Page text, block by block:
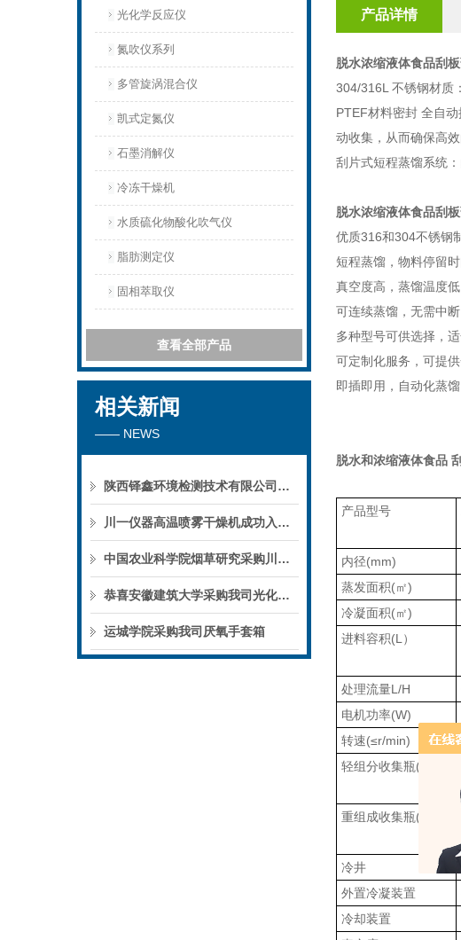
光化学反应仪
氮吹仪系列
多管旋涡混合仪
凯式定氮仪
石墨消解仪
冷冻干燥机
水质硫化物酸化吹气仪
脂肪测定仪
固相萃取仪
查看全部产品
相关新闻
—— NEWS
陕西铎鑫环境检测技术有限公司采购我司全自动液液萃取仪
川一仪器高温喷雾干燥机成功入驻鄱阳职业学院，助力职业教育实训平台升级
中国农业科学院烟草研究采购川一仪器喷雾干燥机
恭喜安徽建筑大学采购我司光化学反应仪
运城学院采购我司厌氧手套箱
产品详情
脱水浓缩液体食品刮
304/316L 不锈钢材质
PTEF材料密封 全自
动收集，从而确保高效
刮片式短程蒸馏系统
脱水浓缩液体食品刮
优质316和304不锈钢
短程蒸馏，物料停留
真空度高，蒸馏温度
可连续蒸馏，无需中断
多种型号可供选择，
可定制化服务，可提供
即插即用，自动化蒸
脱水和浓缩液体食品
产品型号
内径(mm)
蒸发面积(㎡)
冷凝面积(㎡)
进料容积(L）
处理流量L/H
电机功率(W)
转速(≤r/min)
轻组分收集瓶(L）
重组成收集瓶(L）
冷井
外置冷凝装置
冷却装置